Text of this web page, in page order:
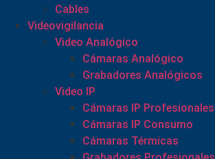
Cables
Videovigilancia
Video Analógico
Cámaras Analógico
Grabadores Analógicos
Video IP
Cámaras IP Profesionales
Cámaras IP Consumo
Cámaras Térmicas